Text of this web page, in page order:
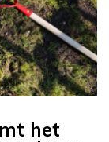
het